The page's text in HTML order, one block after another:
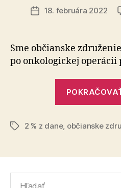
článku
Dátum
18. februára 2022
Sme občianske
po onkologickej operácii
Značky2 % z dane, občianske